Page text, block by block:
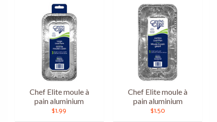
Chef Elite moule à
pain aluminium
$1.99
Chef Elite moule à
pain aluminium
$1.50